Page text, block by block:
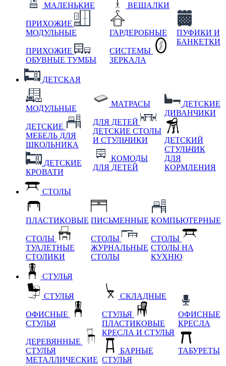
МАЛЕНЬКИЕ
ПРИХОЖИЕ
МОДУЛЬНЫЕ
ПРИХОЖИЕ
ОБУВНЫЕ ТУМБЫ
ВЕШАЛКИ
ГАРДЕРОБНЫЕ
СИСТЕМЫ
ЗЕРКАЛА
ПУФИКИ И
БАНКЕТКИ
ДЕТСКАЯ
МОДУЛЬНЫЕ
ДЕТСКИЕ
МЕБЕЛЬ ДЛЯ
ШКОЛЬНИКА
ДЕТСКИЕ
КРОВАТИ
МАТРАСЫ
ДЛЯ ДЕТЕЙ
ДЕТСКИЕ СТОЛЫ
И СТУЛЬЧИКИ
КОМОДЫ
ДЛЯ ДЕТЕЙ
ДЕТСКИЕ
ДИВАНЧИКИ
ДЕТСКИЙ
СТУЛЬЧИК
ДЛЯ
КОРМЛЕНИЯ
СТОЛЫ
ПЛАСТИКОВЫЕ
СТОЛЫ
ТУАЛЕТНЫЕ
СТОЛИКИ
ПИСЬМЕННЫЕ
СТОЛЫ
ЖУРНАЛЬНЫЕ
СТОЛЫ
КОМПЬЮТЕРНЫЕ
СТОЛЫ
СТОЛЫ НА
КУХНЮ
СТУЛЬЯ
СТУЛЬЯ
ОФИСНЫЕ
СТУЛЬЯ
ДЕРЕВЯННЫЕ
СТУЛЬЯ
МЕТАЛЛИЧЕСКИЕ
СКЛАДНЫЕ
СТУЛЬЯ
ПЛАСТИКОВЫЕ
КРЕСЛА И СТУЛЬЯ
БАРНЫЕ
СТУЛЬЯ
ОФИСНЫЕ
КРЕСЛА
ТАБУРЕТЫ